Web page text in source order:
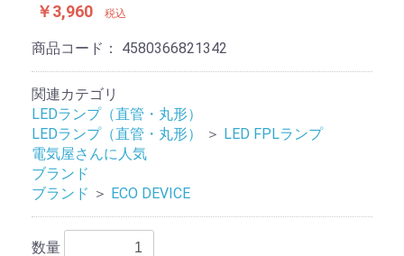
￥3,960 税込
商品コード： 4580366821342
関連カテゴリ
LEDランプ（直管・丸形）
LEDランプ（直管・丸形）
＞ LED FPLランプ
電気屋さんに人気
ブランド
ブランド ＞ ECO DEVICE
数量